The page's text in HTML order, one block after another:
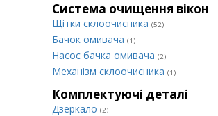
Система очищення вікон
Щітки склоочисника (52)
Бачок омивача (1)
Насос бачка омивача (2)
Механізм склоочисника (1)
Комплектуючі деталі
Дзеркало (2)